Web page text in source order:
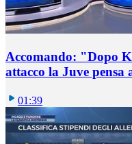
Accomando: "Dopo
attacco la Juve
01:39